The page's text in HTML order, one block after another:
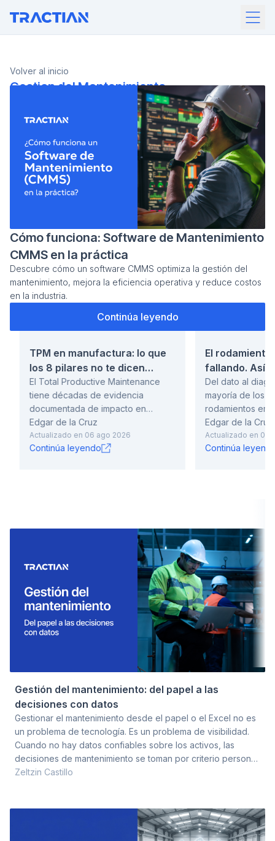
Volver al inicio
Gestion del Mantenimiento
Cómo funciona: Software de Mantenimiento
CMMS en la práctica
Descubre cómo un software CMMS optimiza la gestión del
mantenimiento, mejora la eficiencia operativa y reduce costos
en la industria.
Continúa leyendo
TPM en manufactura: lo que
los 8 pilares no te dicen
sobre por qué las
implementaciones fallan
El Total Productive Maintenance
tiene décadas de evidencia
documentada de impacto en
disponibilidad, calidad y costos de
mantenimiento. También tiene un
historial igualmente documentado
el 8% reportó progreso excelente.
El 37% no avanzaba como
esperaba, y el 27% apenas
avanzaba. El programa estaba
instalado en el organigrama. Los
tabler
Edgar de la Cruz
Actualizado en 06 ago 2026
Continúa leyendo
El rodamiento
fallando. Así
tipo, la causa
Del dato al
mayoría de los
rodamientos
más común no
es empezar el
el síntoma
está avanzada.
decisión se
ser un
convierte e
Edgar de la Cruz
Actualizado en 03
Continúa
Gestión del mantenimiento: del papel a las
decisiones con datos
Gestionar el mantenimiento desde el papel o el Excel no es
un problema de tecnología. Es un problema de visibilidad.
Cuando no hay datos confiables sobre los activos, las
decisiones de mantenimiento se toman por criterio personal,
por experiencia acumulada o por urgencia. Eso funciona
cada decisión relevante del área de mantenimien
Zeltzin Castillo